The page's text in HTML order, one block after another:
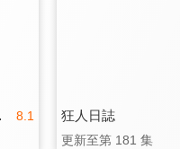
8.1
媒 狂人日誌
更新至第 181 集